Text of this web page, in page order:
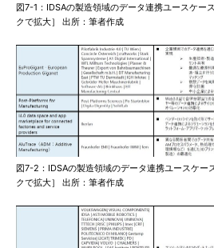
図7-1：IDSAの製造領域のデータ連携ユースケー
クで拡大］ 出所：筆者作成
図7-2：IDSAの製造領域のデータ連携ユースケー
クで拡大］ 出所：筆者作成